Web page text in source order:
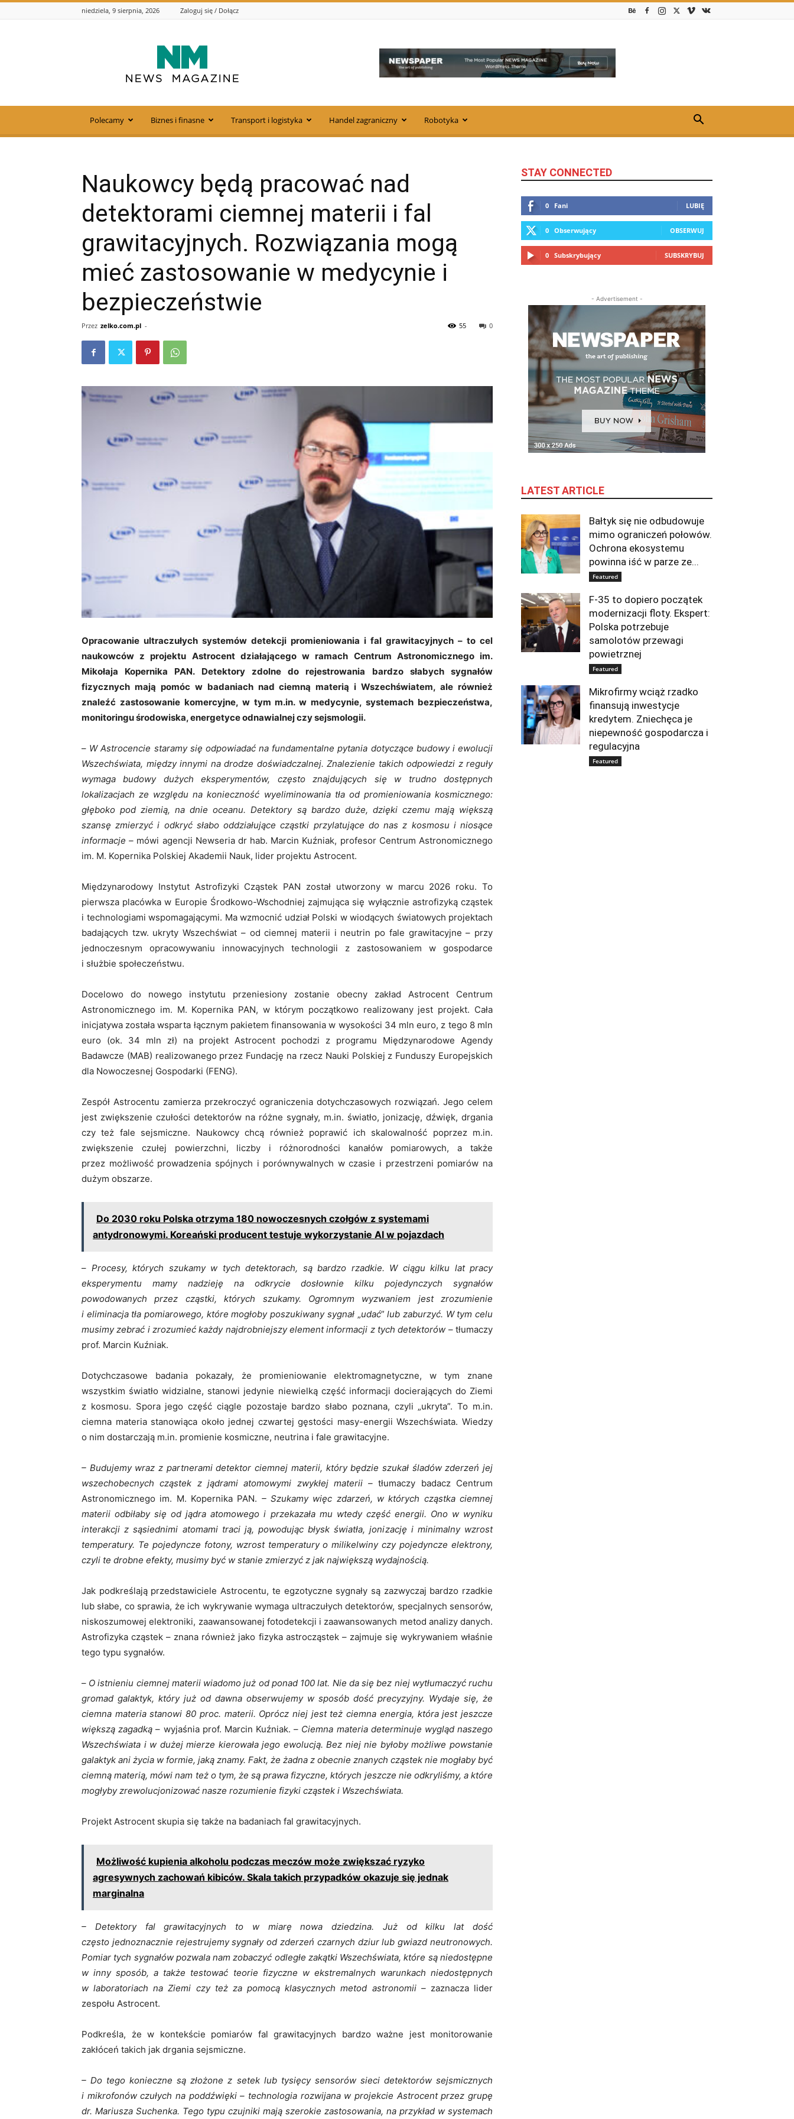
niedziela, 9 sierpnia, 2026 Zaloguj się / Dołącz
Polecamy Biznes i finasne Transport i logistyka Handel zagraniczny Robotyka
Naukowcy będą pracować nad
detektorami ciemnej materii i fal
grawitacyjnych. Rozwiązania mogą
mieć zastosowanie w medycynie i
bezpieczeństwie
Przez zelko.com.pl - 0
55
Opracowanie ultraczułych systemów detekcji promieniowania i fal grawitacyjnych – to cel
naukowców z projektu Astrocent działającego w ramach Centrum Astronomicznego im.
Mikołaja Kopernika PAN. Detektory zdolne do rejestrowania bardzo słabych sygnałów
fizycznych mają pomóc w badaniach nad ciemną materią i Wszechświatem, ale również
znaleźć zastosowanie komercyjne, w tym m.in. w medycynie, systemach bezpieczeństwa,
monitoringu środowiska, energetyce odnawialnej czy sejsmologii.
– W Astrocencie staramy się odpowiadać na fundamentalne pytania dotyczące budowy i ewolucji
Wszechświata, między innymi na drodze doświadczalnej. Znalezienie takich odpowiedzi z reguły
wymaga budowy dużych eksperymentów, często znajdujących się w trudno dostępnych
lokalizacjach ze względu na konieczność wyeliminowania tła od promieniowania kosmicznego:
głęboko pod ziemią, na dnie oceanu. Detektory są bardzo duże, dzięki czemu mają większą
szansę zmierzyć i odkryć słabo oddziałujące cząstki przylatujące do nas z kosmosu i niosące
informacje – mówi agencji Newseria dr hab. Marcin Kuźniak, profesor Centrum Astronomicznego
im. M. Kopernika Polskiej Akademii Nauk, lider projektu Astrocent.
Międzynarodowy Instytut Astrofizyki Cząstek PAN został utworzony w marcu 2026 roku. To
pierwsza placówka w Europie Środkowo-Wschodniej zajmująca się wyłącznie astrofizyką cząstek
i technologiami wspomagającymi. Ma wzmocnić udział Polski w wiodących światowych projektach
badających tzw. ukryty Wszechświat – od ciemnej materii i neutrin po fale grawitacyjne – przy
jednoczesnym opracowywaniu innowacyjnych technologii z zastosowaniem w gospodarce
i służbie społeczeństwu.
Docelowo do nowego instytutu przeniesiony zostanie obecny zakład Astrocent Centrum
Astronomicznego im. M. Kopernika PAN, w którym początkowo realizowany jest projekt. Cała
inicjatywa została wsparta łącznym pakietem finansowania w wysokości 34 mln euro, z tego 8 mln
euro (ok. 34 mln zł) na projekt Astrocent pochodzi z programu Międzynarodowe Agendy
Badawcze (MAB) realizowanego przez Fundację na rzecz Nauki Polskiej z Funduszy Europejskich
dla Nowoczesnej Gospodarki (FENG).
Zespół Astrocentu zamierza przekroczyć ograniczenia dotychczasowych rozwiązań. Jego celem
jest zwiększenie czułości detektorów na różne sygnały, m.in. światło, jonizację, dźwięk, drgania
czy też fale sejsmiczne. Naukowcy chcą również poprawić ich skalowalność poprzez m.in.
zwiększenie czułej powierzchni, liczby i różnorodności kanałów pomiarowych, a także
przez możliwość prowadzenia spójnych i porównywalnych w czasie i przestrzeni pomiarów na
dużym obszarze.
Do 2030 roku Polska otrzyma 180 nowoczesnych czołgów z systemami
antydronowymi. Koreański producent testuje wykorzystanie AI w pojazdach
– Procesy, których szukamy w tych detektorach, są bardzo rzadkie. W ciągu kilku lat pracy
eksperymentu mamy nadzieję na odkrycie dosłownie kilku pojedynczych sygnałów
powodowanych przez cząstki, których szukamy. Ogromnym wyzwaniem jest zrozumienie
i eliminacja tła pomiarowego, które mogłoby poszukiwany sygnał „udać” lub zaburzyć. W tym celu
musimy zebrać i zrozumieć każdy najdrobniejszy element informacji z tych detektorów – tłumaczy
prof. Marcin Kuźniak.
Dotychczasowe badania pokazały, że promieniowanie elektromagnetyczne, w tym znane
wszystkim światło widzialne, stanowi jedynie niewielką część informacji docierających do Ziemi
z kosmosu. Spora jego część ciągle pozostaje bardzo słabo poznana, czyli „ukryta”. To m.in.
ciemna materia stanowiąca około jednej czwartej gęstości masy-energii Wszechświata. Wiedzy
o nim dostarczają m.in. promienie kosmiczne, neutrina i fale grawitacyjne.
– Budujemy wraz z partnerami detektor ciemnej materii, który będzie szukał śladów zderzeń jej
wszechobecnych cząstek z jądrami atomowymi zwykłej materii – tłumaczy badacz Centrum
Astronomicznego im. M. Kopernika PAN. – Szukamy więc zdarzeń, w których cząstka ciemnej
materii odbiłaby się od jądra atomowego i przekazała mu wtedy część energii. Ono w wyniku
interakcji z sąsiednimi atomami traci ją, powodując błysk światła, jonizację i minimalny wzrost
temperatury. Te pojedyncze fotony, wzrost temperatury o milikelwiny czy pojedyncze elektrony,
czyli te drobne efekty, musimy być w stanie zmierzyć z jak największą wydajnością.
Jak podkreślają przedstawiciele Astrocentu, te egzotyczne sygnały są zazwyczaj bardzo rzadkie
lub słabe, co sprawia, że ich wykrywanie wymaga ultraczułych detektorów, specjalnych sensorów,
niskoszumowej elektroniki, zaawansowanej fotodetekcji i zaawansowanych metod analizy danych.
Astrofizyka cząstek – znana również jako fizyka astrocząstek – zajmuje się wykrywaniem właśnie
tego typu sygnałów.
– O istnieniu ciemnej materii wiadomo już od ponad 100 lat. Nie da się bez niej wytłumaczyć ruchu
gromad galaktyk, który już od dawna obserwujemy w sposób dość precyzyjny. Wydaje się, że
ciemna materia stanowi 80 proc. materii. Oprócz niej jest też ciemna energia, która jest jeszcze
większą zagadką– wyjaśnia prof. Marcin Kuźniak. – Ciemna materia determinuje wygląd naszego
Wszechświata i w dużej mierze kierowała jego ewolucją. Bez niej nie byłoby możliwe powstanie
galaktyk ani życia w formie, jaką znamy. Fakt, że żadna z obecnie znanych cząstek nie mogłaby być
ciemną materią, mówi nam też o tym, że są prawa fizyczne, których jeszcze nie odkryliśmy, a które
mogłyby zrewolucjonizować nasze rozumienie fizyki cząstek i Wszechświata.
Projekt Astrocent skupia się także na badaniach fal grawitacyjnych.
Możliwość kupienia alkoholu podczas meczów może zwiększać ryzyko
agresywnych zachowań kibiców. Skala takich przypadków okazuje się jednak
marginalna
– Detektory fal grawitacyjnych to w miarę nowa dziedzina. Już od kilku lat dość
często jednoznacznie rejestrujemy sygnały od zderzeń czarnych dziur lub gwiazd neutronowych.
Pomiar tych sygnałów pozwala nam zobaczyć odległe zakątki Wszechświata, które są niedostępne
w inny sposób, a także testować teorie fizyczne w ekstremalnych warunkach niedostępnych
w laboratoriach na Ziemi czy też za pomocą klasycznych metod astronomii –zaznacza lider
zespołu Astrocent.
Podkreśla, że w kontekście pomiarów fal grawitacyjnych bardzo ważne jest monitorowanie
zakłóceń takich jak drgania sejsmiczne.
– Do tego konieczne są złożone z setek lub tysięcy sensorów sieci detektorów sejsmicznych
i mikrofonów czułych na poddźwięki – technologia rozwijana w projekcie Astrocent przez grupę
dr. Mariusza Suchenka. Tego typu czujniki mają szerokie zastosowania, na przykład w systemach
STAY CONNECTED
0 Fani LUBIĘ
0 Obserwujący OBSERWUJ
0 Subskrybujący SUBSKRYBUJ
- Advertisement -
LATEST ARTICLE
Bałtyk się nie odbudowuje
mimo ograniczeń połowów.
Ochrona ekosystemu
powinna iść w parze ze...
Featured
F-35 to dopiero początek
modernizacji floty. Ekspert:
Polska potrzebuje
samolotów przewagi
powietrznej
Featured
Mikrofirmy wciąż rzadko
finansują inwestycje
kredytem. Zniechęca je
niepewność gospodarcza i
regulacyjna
Featured